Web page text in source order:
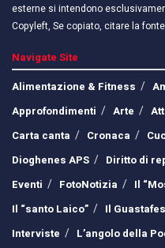
esterne si intendono
Copyleft, Se copiato, citare la
Navigate Site
Alimentazione & Fitness
Approfondimenti
Arte
Carta canta
Cronaca
Dioghenes APS
Diritto di
Eventi
FotoNotizia
Il
Il “santo Laico”
Il
Interviste
L’angolo della